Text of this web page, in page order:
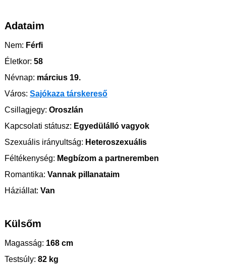
Adataim
Nem: Férfi
Életkor: 58
Névnap: március 19.
Város: Sajókaza társkereső
Csillagjegy: Oroszlán
Kapcsolati státusz: Egyedülálló vagyok
Szexuális irányultság: Heteroszexuális
Féltékenység: Megbízom a partneremben
Romantika: Vannak pillanataim
Háziállat: Van
Külsőm
Magasság: 168 cm
Testsúly: 82 kg